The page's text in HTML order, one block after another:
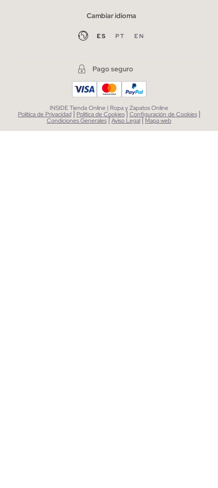
Cambiar idioma
ES PT EN
Pago seguro
INSIDE Tienda Online | Ropa y Zapatos Online
Política de Privacidad | Política de Cookies| Configuración de Cookies |
Condiciones Generales|Aviso Legal| Mapa web